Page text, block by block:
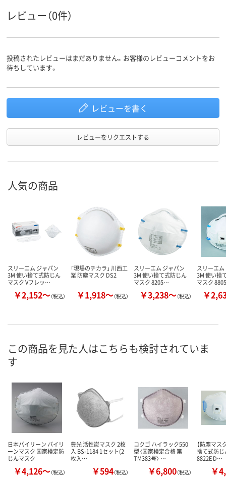
レビュー（0件）
投稿されたレビューはまだありません。お客様のレビューコメントをお
待ちしています。
レビューを書く
レビューをリクエストする
人気の商品
スリーエム ジャパン
3M 使い捨て式防じん
マスク Vフレッ…
￥2,152～（税込）
「現場のチカラ」 川西工
業 防塵マスク DS2
￥1,918～（税込）
スリーエム ジャパン
3M 使い捨て式防じん
マスク 8205…
￥3,238～（税込）
スリーエ
3M 使い捨
マスク
￥
この商品を見た人はこちらも検討されていま
す
日本バイリーン バイリ
ーンマスク 国家検定防
じんマスク
￥4,126～（税込）
豊光 活性炭マスク 2枚
入 BS-1184 1セット(2
枚入…
￥594（税込）
コクゴ ハイラック550
型〈国家検定合格 第
TM383号〉 …
￥6,800（税込）
【防塵マス
捨て式防
8822E D…
￥